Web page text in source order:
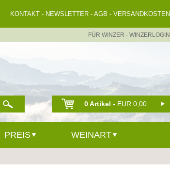
KONTAKT- NEWSLETTER- AGB - VERSANDKOSTEN
FÜR WINZER - WINZERLOGIN
0 Artikel - EUR 0,00
PREIS WEINART